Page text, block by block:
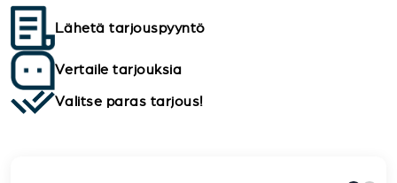
Lähetä tarjouspyyntö
Vertaile tarjouksia
Valitse paras tarjous!